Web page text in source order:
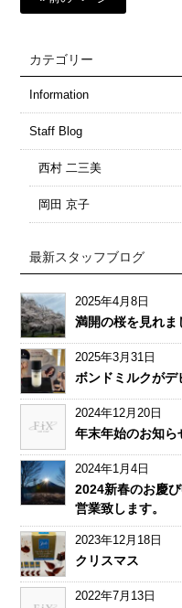
カテゴリー
Information
Staff Blog
西村 二三美
岡田 京子
最新スタッフブログ
2025年4月8日
満開の桜を見れま
2025年3月31日
ボンドミルクがデ
2024年12月20日
年末年始のお知ら
2024年1月4日
2024新春のお慶
営業致します。
2023年12月18日
クリスマス
2022年7月13日